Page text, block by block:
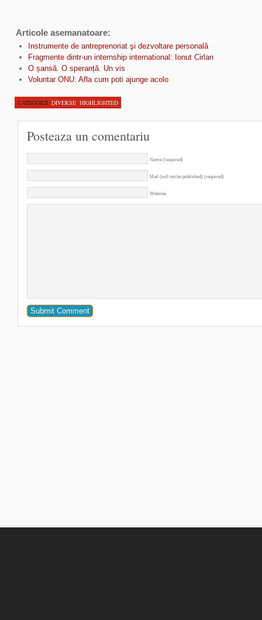
Articole asemanatoare:
Instrumente de antreprenoriat şi dezvoltare personală
Fragmente dintr-un internship international: Ionut Cirlan
O șansă. O speranță. Un vis
Voluntar ONU: Afla cum poti ajunge acolo
CATEGORII: DIVERSE, HIGHLIGHTED
Posteaza un comentariu
Name (required)
Mail (will not be published) (required)
Website